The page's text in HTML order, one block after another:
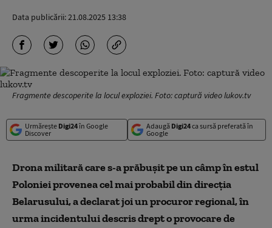
Data publicării:21.08.2025 13:38
Fragmente descoperite la locul exploziei. Foto: captură video lukov.tv
Urmărește Digi24în Google
Discover
Adaugă Digi24ca sursă preferată în
Google
Drona militară care s-a prăbuşit pe un câmp în estul
Poloniei provenea cel mai probabil din direcţia
Belarusului, a declarat joi un procuror regional, în
urma incidentului descris drept o provocare de